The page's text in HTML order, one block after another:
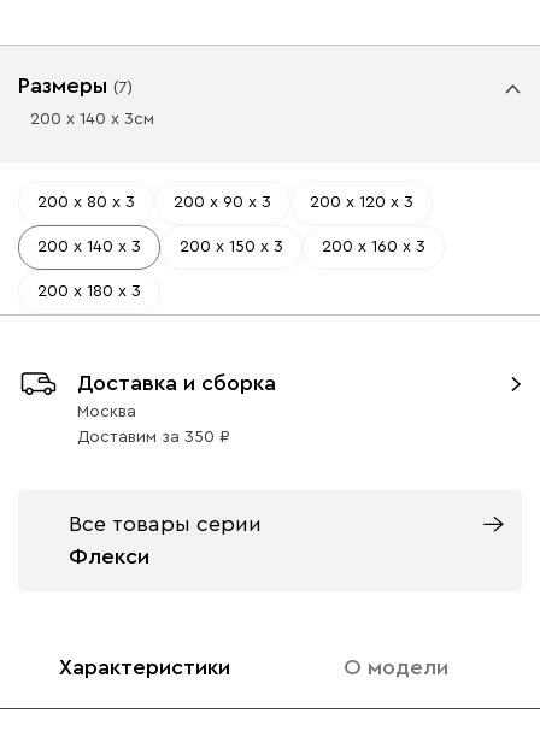
Размеры (7)
200 х 140 х 3см
200 х 80 х 3 200 х 90 х 3 200 х 120 х 3
200 х 140 х 3 200 х 150 х 3 200 х 160 х 3
200 х 180 х 3
Доставка и сборка
Москва
Доставим за 350
Все товары серии
Флекси
Характеристики О модели